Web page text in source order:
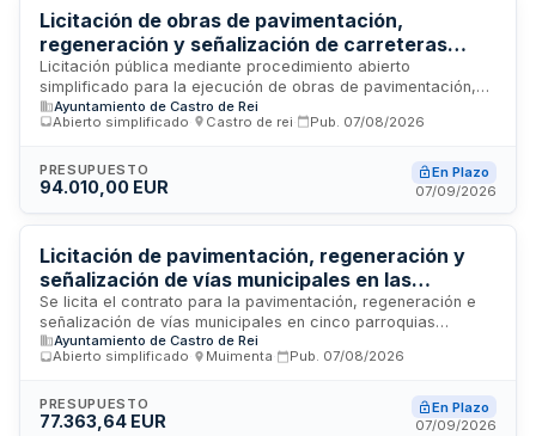
Licitación de obras de pavimentación,
regeneración y señalización de carreteras
municipales en varios núcleos de Castro de Rei
Licitación pública mediante procedimiento abierto
simplificado para la ejecución de obras de pavimentación,
regeneración e señalización de estradas municipais en los
núcleos de Prevesos, Castro de Rei, Santa Locaia, Bazar,
contratación para mejorar la infraestructura vial local
mediante trabajos de asfaltado y mejora de la señalización.
relación calidad-precio.
Ayuntamiento de Castro de Rei
Abierto simplificado
Castro de rei Pub. 07/08/2026
PRESUPUESTO
94.010,00 EUR
En Plazo
07/09/2026
Licitación de pavimentación, regeneración y
señalización de vías municipales en las
parroquias de Ansemar, Loentia, Orizón,
Duarría y Mondriz
Se licita el contrato para la pavimentación, regeneración e
señalización de vías municipales en cinco parroquias
mediante procedimiento abierto simplificado. La adjudicación
se realizará conforme a criterios de mejor relación calidad-
sesenta y cinco mil once euros con cuarenta y seis
céntimos, con plazo máximo de dos meses para la ejecución
Ayuntamiento de Castro de Rei
Abierto simplificado
Muimenta Pub. 07/08/2026
PRESUPUESTO
77.363,64 EUR
En Plazo
07/09/2026